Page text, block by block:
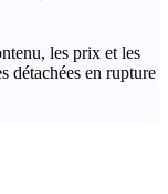
les prix et les
détachées en rupture